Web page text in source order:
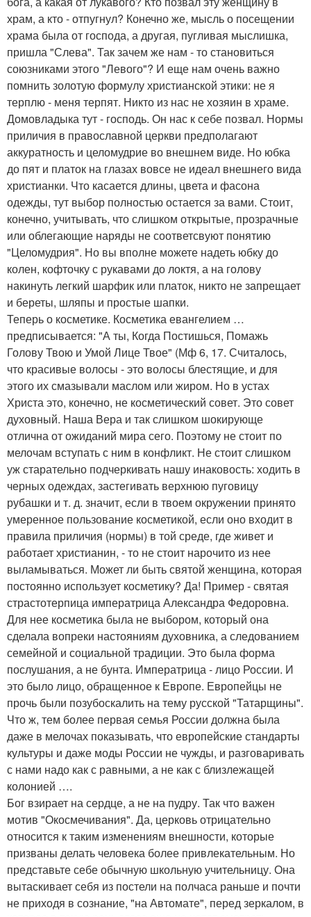
храм, а кто - отпугнул? Конечно же, мысль о посещении
храма была от господа, а другая, пугливая мыслишка,
пришла "Слева". Так зачем же нам - то становиться
союзниками этого "Левого"? И еще нам очень важно
помнить золотую формулу христианской этики: не я
терплю - меня терпят. Никто из нас не хозяин в храме.
Домовладыка тут - господь. Он нас к себе позвал. Нормы
приличия в православной церкви предполагают
аккуратность и целомудрие во внешнем виде. Но юбка
до пят и платок на глазах вовсе не идеал внешнего вида
христианки. Что касается длины, цвета и фасона
одежды, тут выбор полностью остается за вами. Стоит,
конечно, учитывать, что слишком открытые, прозрачные
или облегающие наряды не соответсвуют понятию
"Целомудрия". Но вы вполне можете надеть юбку до
колен, кофточку с рукавами до локтя, а на голову
накинуть легкий шарфик или платок, никто не запрещает
и береты, шляпы и простые шапки.
Теперь о косметике. Косметика евангелием …
предписывается: "А ты, Когда Постишься, Помажь
Голову Твою и Умой Лице Твое" (Мф 6, 17. Считалось,
что красивые волосы - это волосы блестящие, и для
этого их смазывали маслом или жиром. Но в устах
Христа это, конечно, не косметический совет. Это совет
духовный. Наша Вера и так слишком шокирующе
отлична от ожиданий мира сего. Поэтому не стоит по
мелочам вступать с ним в конфликт. Не стоит слишком
уж старательно подчеркивать нашу инаковость: ходить в
черных одеждах, застегивать верхнюю пуговицу
рубашки и т. д. значит, если в твоем окружении принято
умеренное пользование косметикой, если оно входит в
правила приличия (нормы) в той среде, где живет и
работает христианин, - то не стоит нарочито из нее
выламываться. Может ли быть святой женщина, которая
постоянно использует косметику? Да! Пример - святая
страстотерпица императрица Александра Федоровна.
Для нее косметика была не выбором, который она
сделала вопреки настояниям духовника, а следованием
семейной и социальной традиции. Это была форма
послушания, а не бунта. Императрица - лицо России. И
это было лицо, обращенное к Европе. Европейцы не
прочь были позубоскалить на тему русской "Татарщины".
Что ж, тем более первая семья России должна была
даже в мелочах показывать, что европейские стандарты
культуры и даже моды России не чужды, и разговаривать
с нами надо как с равными, а не как с близлежащей
колонией ….
Бог взирает на сердце, а не на пудру. Так что важен
мотив "Окосмечивания". Да, церковь отрицательно
относится к таким изменениям внешности, которые
призваны делать человека более привлекательным. Но
представьте себе обычную школьную учительницу. Она
вытаскивает себя из постели на полчаса раньше и почти
не приходя в сознание, "на Автомате", перед зеркалом, в